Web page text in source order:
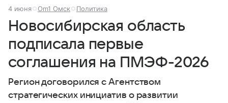
4 июня Om1 Омск Политика
Новосибирская область
подписала первые
соглашения на ПМЭФ-2026
Регион договорился с Агентством
стратегических инициатив о развитии